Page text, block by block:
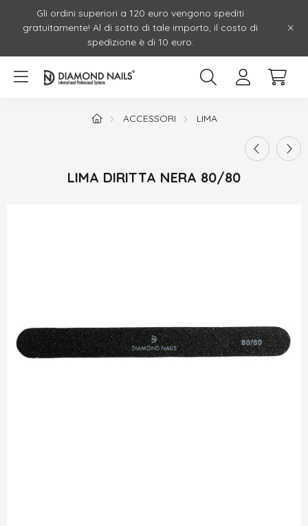
Gli ordini superiori a 120 euro vengono spediti
gratuitamente! Al di sotto di tale importo, il costo di
spedizione è di 10 euro.
ACCESSORI LIMA
LIMA DIRITTA NERA 80/80